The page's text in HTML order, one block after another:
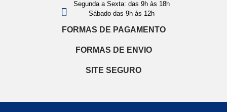
Segunda a Sexta: das 9h às 18h
Sábado das 9h às 12h
FORMAS DE PAGAMENTO
FORMAS DE ENVIO
SITE SEGURO